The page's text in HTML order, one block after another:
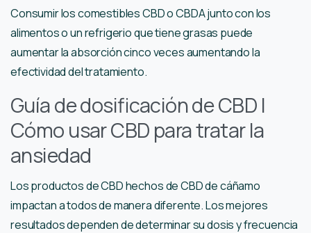
Consumir los comestibles CBD o CBDA junto con los
alimentos o un refrigerio que tiene grasas puede
aumentar la absorción cinco veces aumentando la
efectividad del tratamiento.
Guía de dosificación de CBD |
Cómo usar CBD para tratar la
ansiedad
Los productos de CBD hechos de CBD de cáñamo
impactan a todos de manera diferente. Los mejores
resultados dependen de determinar su dosis y frecuencia